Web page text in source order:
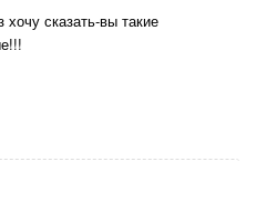
сказать-вы такие